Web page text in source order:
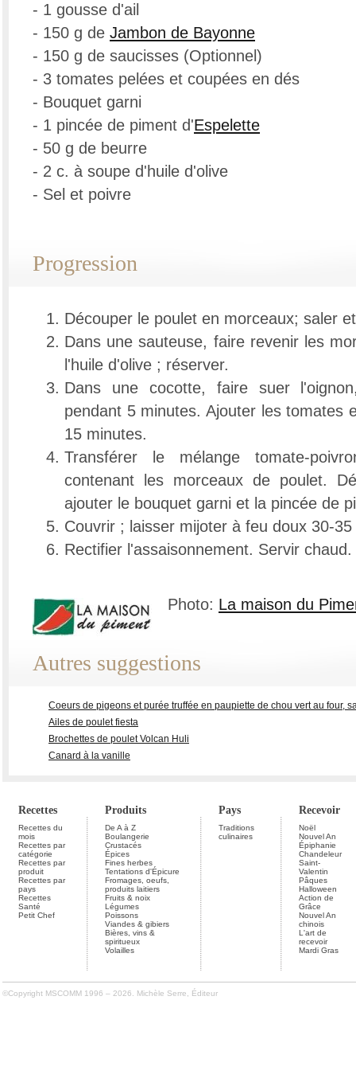
- 1 gousse d'ail
- 150 g de Jambon de Bayonne
- 150 g de saucisses (Optionnel)
- 3 tomates pelées et coupées en dés
- Bouquet garni
- 1 pincée de piment d'Espelette
- 50 g de beurre
- 2 c. à soupe d'huile d'olive
- Sel et poivre
Progression
Découper le poulet en morceaux; saler
Dans une sauteuse, faire revenir les
l'huile d'olive ; réserver.
Dans une cocotte, faire suer
pendant 5 minutes. Ajouter les tomates
15 minutes.
Transférer le mélange tomate-
contenant les morceaux de poulet.
ajouter le bouquet garni et la pincée de
Couvrir ; laisser mijoter à feu doux 30-
Rectifier l'assaisonnement. Servir chaud.
Photo: La maison du
Autres suggestions
Coeurs de pigeons et purée truffée en paupiette de chou vert au four,
Ailes de poulet fiesta
Brochettes de poulet Volcan Huli
Canard à la vanille
Recettes Produits Pays Recevoir
Recettes du
mois
Recettes par
catégorie
Recettes par
produit
Recettes par
pays
Recettes
Santé
Petit Chef
De A à Z
Boulangerie
Crustacés
Épices
Fines herbes
Tentations d'Épicure
Fromages, oeufs,
produits laitiers
Fruits & noix
Légumes
Poissons
Viandes & gibiers
Bières, vins &
spiritueux
Volailles
Traditions
culinaires
Noël
Nouvel An
Épiphanie
Chandeleur
Saint-
Valentin
Pâques
Halloween
Action de
Grâce
Nouvel An
chinois
L'art de
recevoir
Mardi Gras
©Copyright MSCOMM 1996 – 2026. Michèle Serre, Éditeur